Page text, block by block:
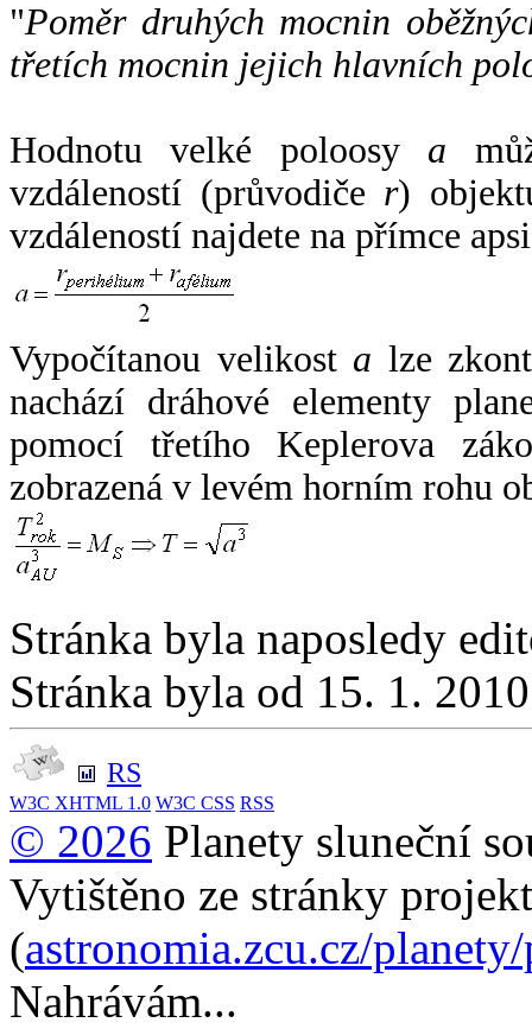
"Poměr druhých mocnin
třetích mocnin jejich hlavních
Hodnotu velké poloosy a
vzdáleností (průvodiče r)
vzdáleností najdete na přímce
Vypočítanou velikost a lze
nachází dráhové elementy
pomocí třetího Keplerova
zobrazená v levém horním rohu
Stránka byla naposledy
Stránka byla od 15. 1.
RS
W3C XHTML 1.0 W3C CSS RSS
© 2026 Planety sluneční
Vytištěno ze stránky
(astronomia.zcu.cz/
Nahrávám...